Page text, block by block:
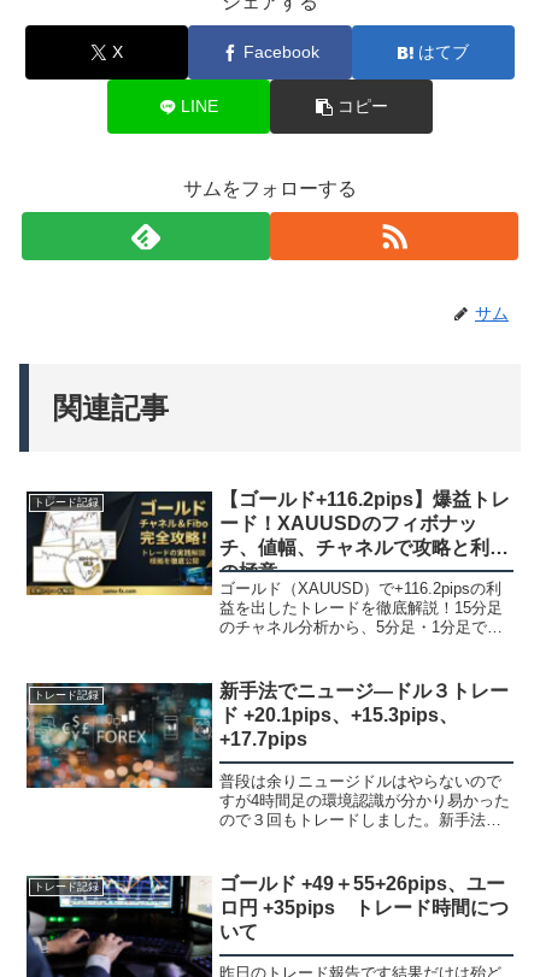
X Facebook はてブ
LINE コピー
サムをフォローする
サム
関連記事
トレード記録
【ゴールド+116.2pips】爆益トレ
ード！XAUUSDのフィボナッ
チ、値幅、チャネルで攻略と利確
の極意
ゴールド（XAUUSD）で+116.2pipsの利
益を出したトレードを徹底解説！15分足
のチャネル分析から、5分足・1分足での
の攻略法や利確の極意を学びたい方は必
見です。
トレード記録
新手法でニュージ―ドル３トレー
ド +20.1pips、+15.3pips、
+17.7pips
普段は余りニュージドルはやらないので
すが4時間足の環境認識が分かり易かった
ので３回もトレードしました。新手法と
っと悩まないでエントリー出来て勝率も
かなり高いです。決済...
トレード記録
ゴールド +49＋55+26pips、ユー
ロ円 +35pips トレード時間につ
いて
昨日のトレード報告です結果だけは殆ど